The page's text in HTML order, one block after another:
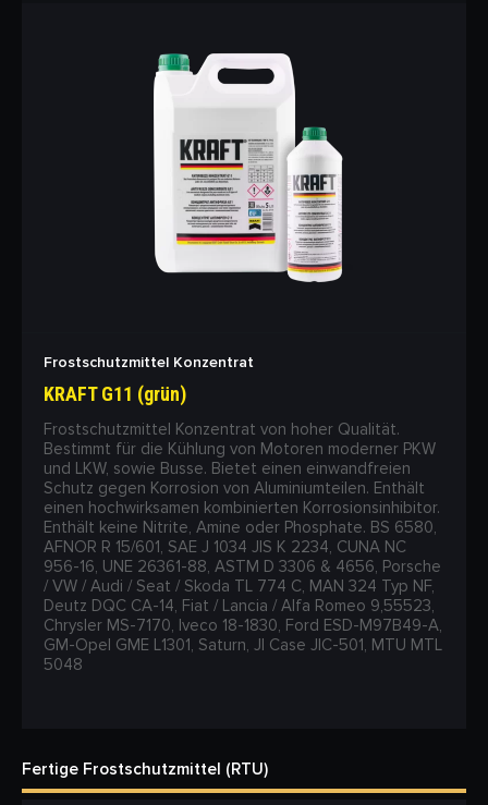
Frostschutzmittel Konzentrat
KRAFT G11 (grün)
Frostschutzmittel Konzentrat von hoher Qualität.
Bestimmt für die Kühlung von Motoren moderner PKW
und LKW, sowie Busse. Bietet einen einwandfreien
Schutz gegen Korrosion von Aluminiumteilen. Enthält
einen hochwirksamen kombinierten Korrosionsinhibitor.
Enthält keine Nitrite, Amine oder Phosphate. BS 6580,
AFNOR R 15/601, SAE J 1034 JIS K 2234, CUNA NC
956-16, UNE 26361-88, ASTM D 3306 & 4656, Porsche
/ VW / Audi / Seat / Skoda TL 774 C, MAN 324 Typ NF,
Deutz DQC CA-14, Fiat / Lancia / Alfa Romeo 9,55523,
Chrysler MS-7170, Iveco 18-1830, Ford ESD-M97B49-A,
GM-Opel GME L1301, Saturn, JI Case JIC-501, MTU MTL
5048
Fertige Frostschutzmittel (RTU)